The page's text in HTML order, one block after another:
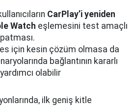
CarPlay’i yeniden
Watch eşlemesini test amaçlı
için kesin çözüm olmasa da
bağlantının kararlı
olabilir
ilk geniş kitle